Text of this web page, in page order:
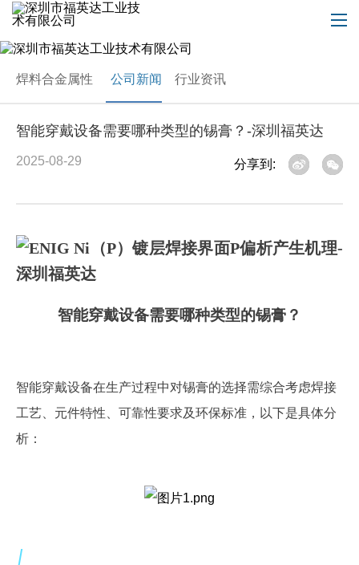
焊料合金属性 公司新闻 行业资讯
智能穿戴设备需要哪种类型的锡膏？-深圳福英达
2025-08-29 分享到:
智能穿戴设备需要哪种类型的锡膏？
智能穿戴设备在生产过程中对锡膏的选择需综合考虑焊接
工艺、元件特性、可靠性要求及环保标准，以下是具体分
析：